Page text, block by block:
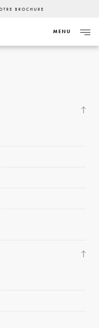
BROCHURE
MENU